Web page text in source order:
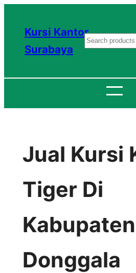
konten
Kursi Kantor
Surabaya
S
a
c
Jual Kursi
Tiger Di
Kabupaten
Donggala